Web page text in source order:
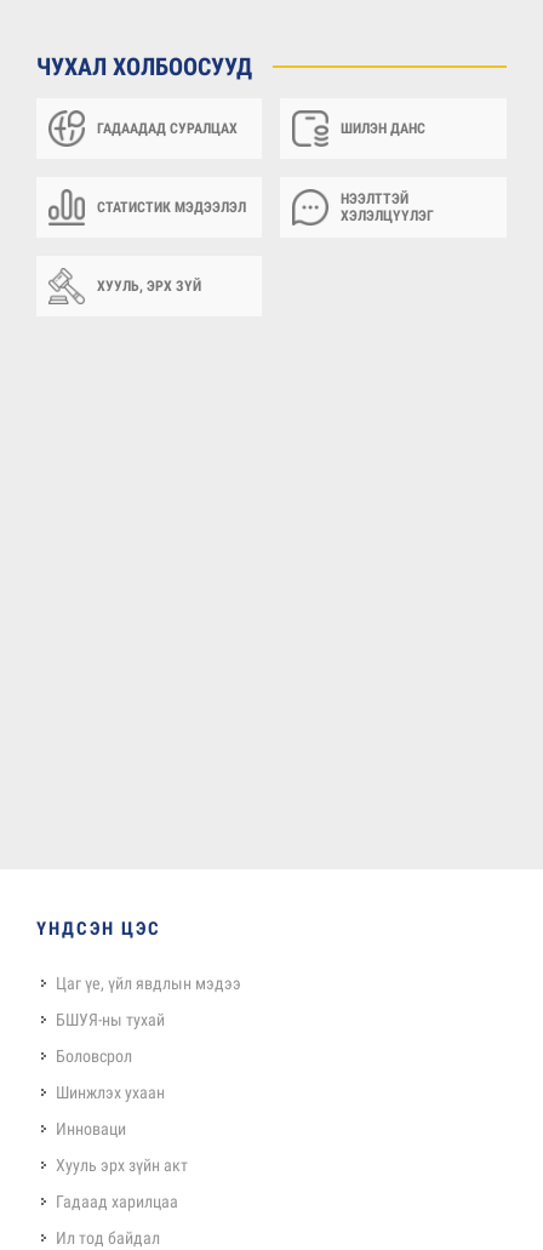
ЧУХАЛ ХОЛБООСУУД
ГАДААДАД СУРАЛЦАХ ШИЛЭН ДАНС
СТАТИСТИК МЭДЭЭЛЭЛ
НЭЭЛТТЭЙ
ХЭЛЭЛЦҮҮЛЭГ
ХУУЛЬ, ЭРХ ЗҮЙ
ҮНДСЭН ЦЭС
Цаг үе, үйл явдлын мэдээ
БШУЯ-ны тухай
Боловсрол
Шинжлэх ухаан
Инноваци
Хууль эрх зүйн акт
Гадаад харилцаа
Ил тод байдал